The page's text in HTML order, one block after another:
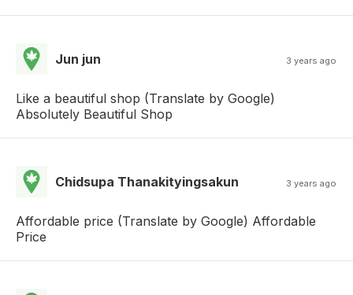
Jun jun 3 years ago
Like a beautiful shop (Translate by Google)
Absolutely Beautiful Shop
Chidsupa Thanakityingsakun 3 years ago
Affordable price (Translate by Google) Affordable
Price